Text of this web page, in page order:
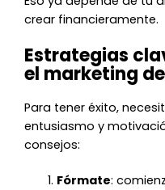
crear financieramente.
Estrategias
el marketing
Para tener éxito,
entusiasmo y
consejos:
Fórmate: